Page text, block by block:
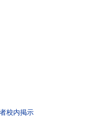
校内掲示